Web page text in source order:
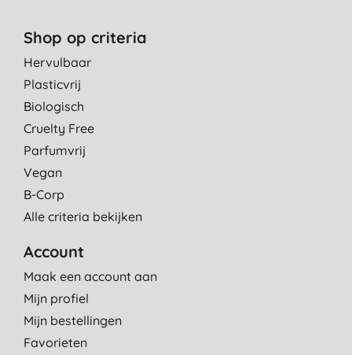
Shop op criteria
Hervulbaar
Plasticvrij
Biologisch
Cruelty Free
Parfumvrij
Vegan
B-Corp
Alle criteria bekijken
Account
Maak een account aan
Mijn profiel
Mijn bestellingen
Favorieten